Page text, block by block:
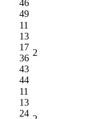
46
49
11
13
17
36
43
44
2
11
13
24